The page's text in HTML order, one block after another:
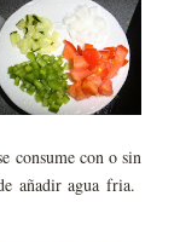
consume con o sin
añadir agua fria.